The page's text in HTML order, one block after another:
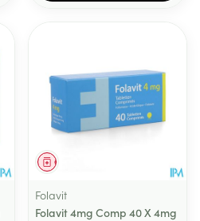
Geneesmiddel
Folavit
Folavit 4mg Comp 40 X 4mg